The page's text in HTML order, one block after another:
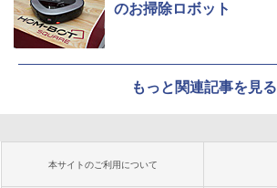
のお掃除ロボット
もっと関連記事を見る
本サイトのご利用について